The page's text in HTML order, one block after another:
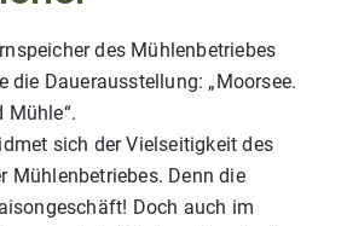
des Mühlenbetriebes
die Dauerausstellung: „Moorsee.
Mühle“.
sich der Vielseitigkeit des
Mühlenbetriebes. Denn die
Doch auch im